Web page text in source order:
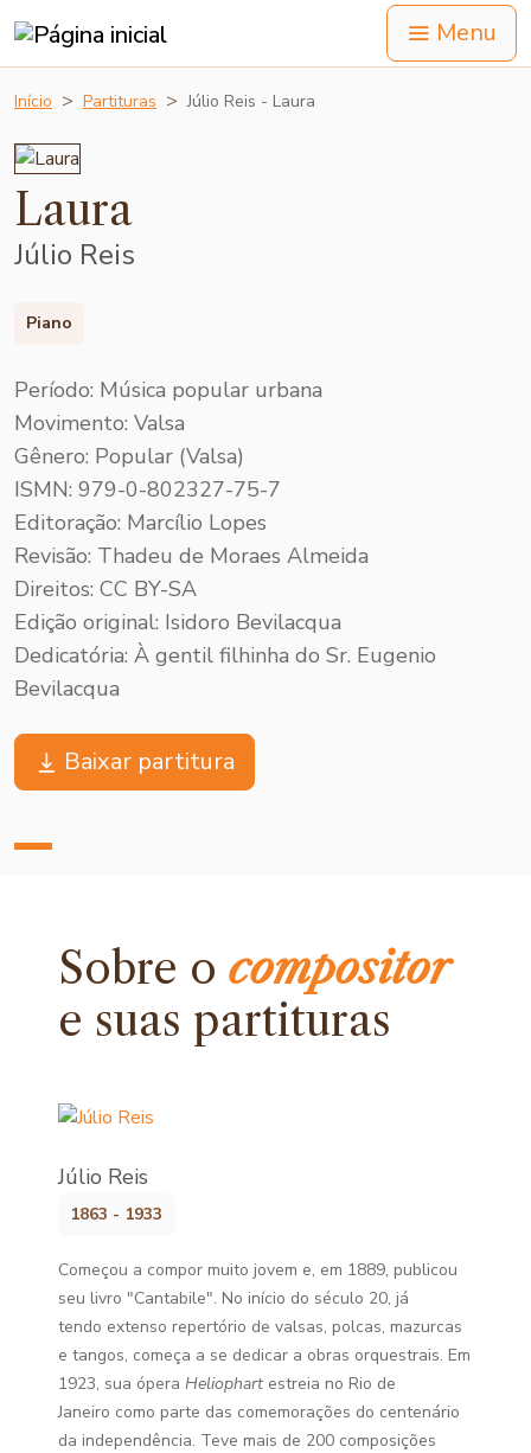
Menu
Início Partituras Júlio Reis - Laura
Laura
Júlio Reis
Piano
Período: Música popular urbana
Movimento: Valsa
Gênero: Popular (Valsa)
ISMN: 979-0-802327-75-7
Editoração: Marcílio Lopes
Revisão: Thadeu de Moraes Almeida
Direitos: CC BY-SA
Edição original: Isidoro Bevilacqua
Dedicatória: À gentil filhinha do Sr. Eugenio
Bevilacqua
Baixar partitura
Sobre ocompositor
e suas partituras
Júlio Reis
1863 - 1933
Começou a compor muito jovem e, em 1889, publicou
seu livro "Cantabile". No início do século 20, já
tendo extenso repertório de valsas, polcas, mazurcas
e tangos, começa a se dedicar a obras orquestrais. Em
1923, sua óperaHeliophart estreia no Rio de
Janeiro como parte das comemorações do centenário
da independência. Teve mais de 200 composições